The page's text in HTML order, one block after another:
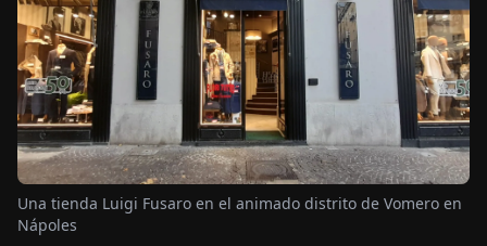
Una tienda Luigi Fusaro en el animado distrito de Vomero en
Nápoles